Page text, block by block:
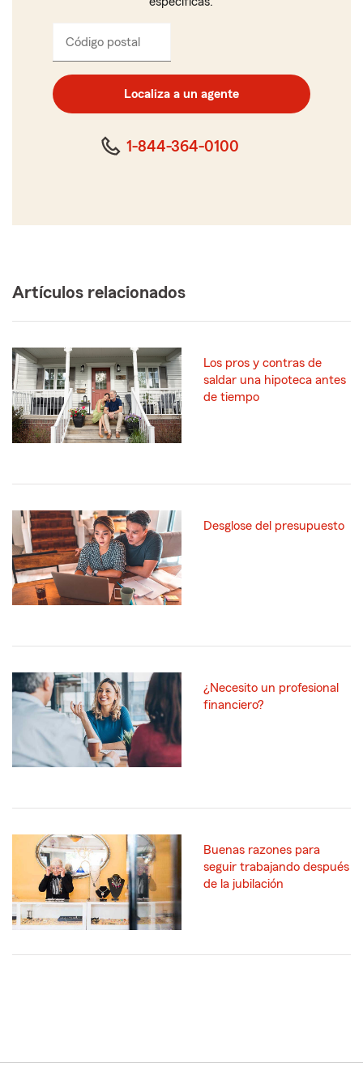
Código postal
código
postal
de
cinco
Localiza a un agente
1-844-364-0100
Artículos relacionados
Los pros y contras de
saldar una hipoteca antes
de tiempo
Desglose del presupuesto
¿Necesito un profesional
financiero?
Buenas razones para
seguir trabajando después
de la jubilación